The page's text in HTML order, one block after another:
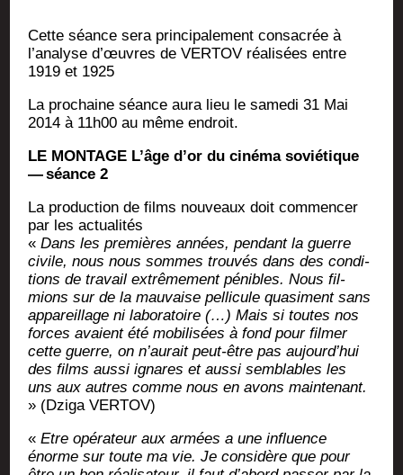
Cette séance sera prin­ci­pa­le­ment consa­crée à
l’analyse d’œuvres de VERTOV réa­li­sées entre
1919 et 1925
La pro­chaine séance aura lieu le same­di 31 Mai
2014 à 11h00 au même endroit.
LE MONTAGE L’âge d’or du ciné­ma sovié­tique
— séance 2
La pro­duc­tion de films nou­veaux doit com­men­cer
par les actualités
«Dans les pre­mières années, pen­dant la guerre
civile, nous nous sommes trou­vés dans des condi­
tions de tra­vail extrê­me­ment pé­nibles. Nous fil­
mions sur de la mau­vaise pel­li­cule qua­si­ment sans
appa­reillage ni labo­ra­toire (…) Mais si toutes nos
forces avaient été mobi­li­sées à fond pour fil­mer
cette guerre, on n’au­rait peut-être pas aujourd’­hui
des films aus­si ignares et aus­si sem­blables les
uns aux autres comme nous en avons main­te­nant.
» (Dzi­ga VERTOV)
«Etre opé­ra­teur aux armées a une influence
énorme sur toute ma vie. Je consi­dère que pour